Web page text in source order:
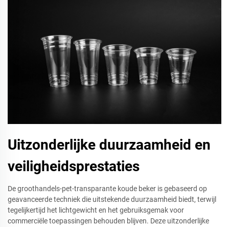
Uitzonderlijke duurzaamheid en
veiligheidsprestaties
De groothandels-pet-transparante koude beker is gebaseerd op
geavanceerde techniek die uitstekende duurzaamheid biedt, terwijl
tegelijkertijd het lichtgewicht en het gebruiksgemak voor
commerciële toepassingen behouden blijven. Deze uitzonderlijke